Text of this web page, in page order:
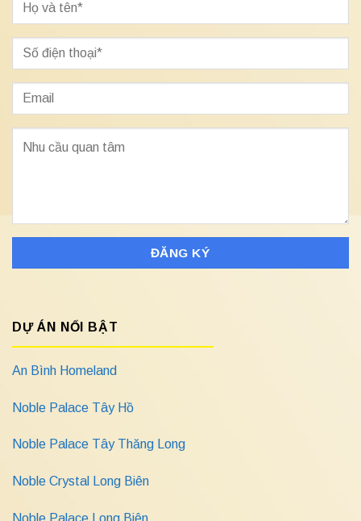
DỰ ÁN NỔI BẬT
An Bình Homeland
Noble Palace Tây Hồ
Noble Palace Tây Thăng Long
Noble Crystal Long Biên
Noble Palace Long Biên